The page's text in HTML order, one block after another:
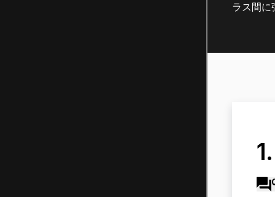
ラス間に